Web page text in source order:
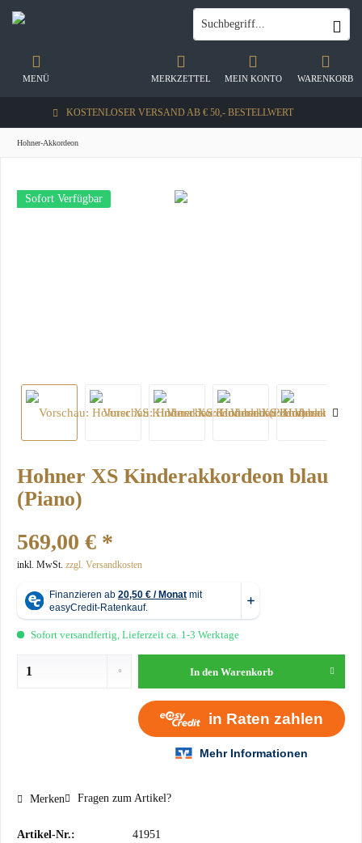
KOSTENLOSER VERSAND AB € 50,- BESTELLWERT
WARENKORB
MERKZETTEL MEIN KONTO
MENÜ
Hohner-Akkordeon
Sofort Verfügbar
Hohner XS Kinderakkordeon blau
(Piano)
569,00 € *
inkl. MwSt. zzgl. Versandkosten
Sofort versandfertig, Lieferzeit ca. 1-3 Werktage
In den Warenkorb
Merken Fragen zum Artikel?
Artikel-Nr.:
41951